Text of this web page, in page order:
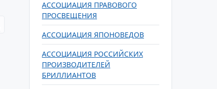
АССОЦИАЦИЯ ПРАВОВОГО
ПРОСВЕЩЕНИЯ
АССОЦИАЦИЯ ЯПОНОВЕДОВ
АССОЦИАЦИЯ РОССИЙСКИХ
ПРОИЗВОДИТЕЛЕЙ
БРИЛЛИАНТОВ